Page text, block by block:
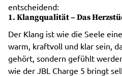
entscheidend:
1. Klangqualität – Das
Der Klang ist wie die Seele
warm, kraftvoll und klar sein,
gehört, sondern gefühlt
wie der JBL Charge 5 bringt